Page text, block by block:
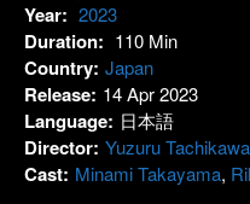
Year: 2023
Duration: 110 Min
Country: Japan
Release: 14 Apr 2023
Language: 日本語
Director: Yuzuru Tachikawa
Cast: Minami Takayama,